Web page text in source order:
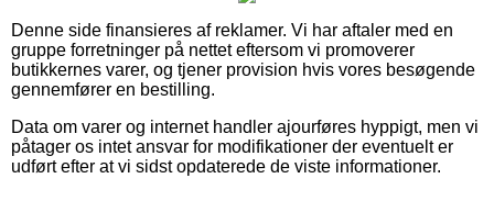
Denne side finansieres af reklamer. Vi har aftaler med en
gruppe forretninger på nettet eftersom vi promoverer
butikkernes varer, og tjener provision hvis vores besøgende
gennemfører en bestilling.
Data om varer og internet handler ajourføres hyppigt, men vi
påtager os intet ansvar for modifikationer der eventuelt er
udført efter at vi sidst opdaterede de viste informationer.